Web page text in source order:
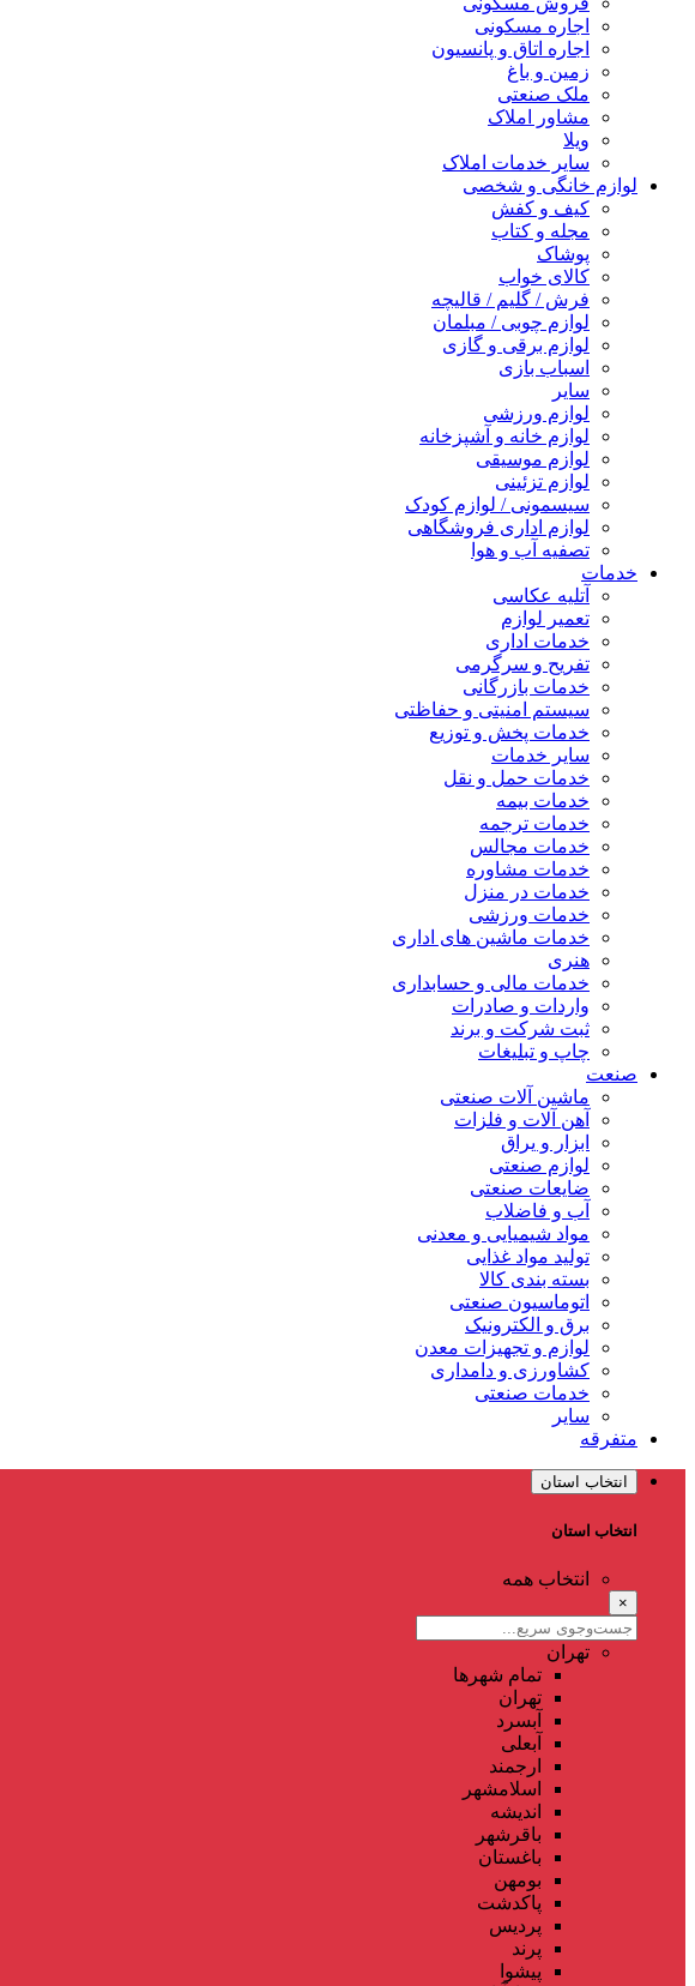
اجاره مسکونی
اجاره اتاق و پانسیون
زمین و باغ
ملک صنعتی
مشاور املاک
ویلا
سایر خدمات املاک
لوازم خانگی و شخصی
کیف و کفش
مجله و کتاب
پوشاک
کالای خواب
فرش / گلیم / قالیچه
لوازم چوبی / مبلمان
لوازم برقی و گازی
اسباب بازی
سایر
لوازم ورزشی
لوازم خانه و آشپزخانه
لوازم موسیقی
لوازم تزئینی
سیسمونی / لوازم کودک
لوازم اداری فروشگاهی
تصفیه آب و هوا
خدمات
آتلیه عکاسی
تعمیر لوازم
خدمات اداری
تفریح و سرگرمی
خدمات بازرگانی
سیستم امنیتی و حفاظتی
خدمات پخش و توزیع
سایر خدمات
خدمات حمل و نقل
خدمات بیمه
خدمات ترجمه
خدمات مجالس
خدمات مشاوره
خدمات در منزل
خدمات ورزشی
خدمات ماشین های اداری
هنری
خدمات مالی و حسابداری
واردات و صادرات
ثبت شرکت و برند
چاپ و تبلیغات
صنعت
ماشین آلات صنعتی
آهن آلات و فلزات
ابزار و یراق
لوازم صنعتی
ضایعات صنعتی
آب و فاضلاب
مواد شیمیایی و معدنی
تولید مواد غذایی
بسته بندی کالا
اتوماسیون صنعتی
برق و الکترونیک
لوازم و تجهیزات معدن
کشاورزی و دامداری
خدمات صنعتی
سایر
متفرقه
انتخاب استان
انتخاب استان
انتخاب همه
×
تهران
تمام شهر‌ها
تهران
آبسرد
آبعلی
ارجمند
اسلامشهر
اندیشه
باقرشهر
باغستان
بومهن
پاکدشت
پردیس
پرند
پیشوا